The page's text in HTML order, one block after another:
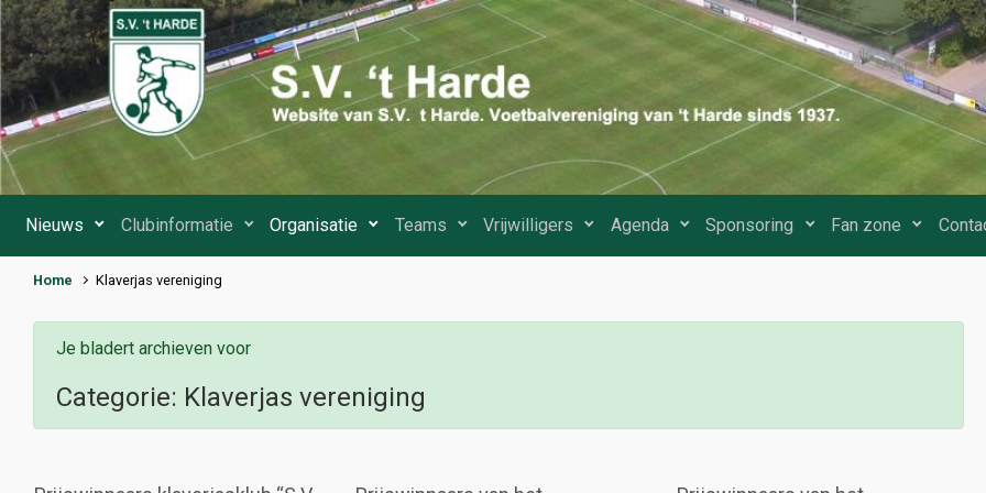
Spring naar de hoofdinhoud
Nieuws Clubinformatie Organisatie Teams Vrijwilligers Agenda Sponsoring Fan zone
Home Klaverjas vereniging
Je bladert archieven voor
Categorie: Klaverjas vereniging